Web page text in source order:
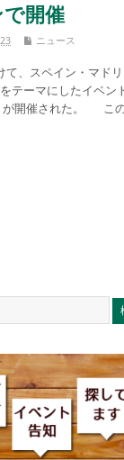
開催
ニュース
、スペイン・マド
テーマにしたイベン
が開催された。 こ